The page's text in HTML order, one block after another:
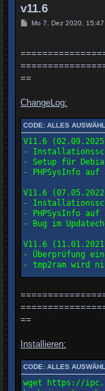
v11.6
B
r
a
Mo 7. Dez 2020, 15:47
==
ChangeLog:
CODE: ALLES
V11.6
-
- Setup für
- PHPSysInfo
V11.6
-
- PHPSysInfo
- Bug im
V11.6
- Überprüfung
- tmp2ram wird
- Kompatiblität
- PHPSysInfo
- gbox für
- Kompatiblitaet
- Wenn ueber
auf die MOTD
==
Installieren:
CODE: ALLES
wget https://